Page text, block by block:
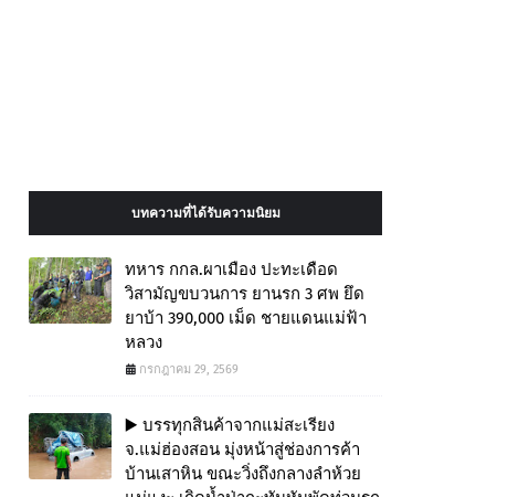
บทความที่ได้รับความนิยม
ทหาร กกล.ผาเมือง ปะทะเดือด
วิสามัญขบวนการ ยานรก 3 ศพ ยึด
ยาบ้า 390,000 เม็ด ชายแดนแม่ฟ้า
หลวง
กรกฎาคม 29, 2569
▶️ บรรทุกสินค้าจากแม่สะเรียง
จ.แม่ฮ่องสอน มุ่งหน้าสู่ช่องการค้า
บ้านเสาหิน ขณะวิ่งถึงกลางลำห้วย